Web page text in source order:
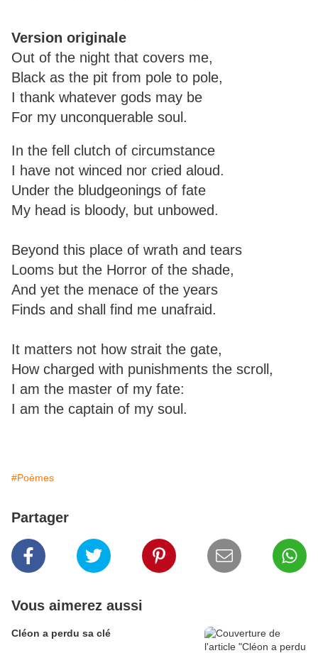
Version originale
Out of the night that covers me,
Black as the pit from pole to pole,
I thank whatever gods may be
For my unconquerable soul.
In the fell clutch of circumstance
I have not winced nor cried aloud.
Under the bludgeonings of fate
My head is bloody, but unbowed.
Beyond this place of wrath and tears
Looms but the Horror of the shade,
And yet the menace of the years
Finds and shall find me unafraid.
It matters not how strait the gate,
How charged with punishments the scroll,
I am the master of my fate:
I am the captain of my soul.
#Poèmes
Partager
Vous aimerez aussi
Cléon a perdu sa clé